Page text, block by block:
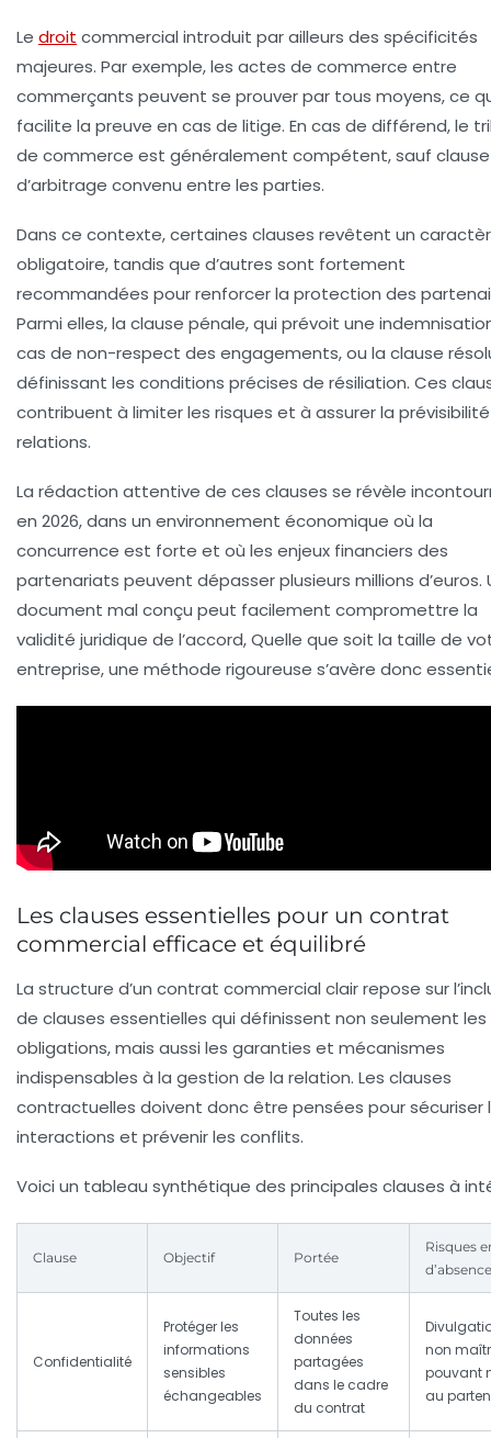
Le droit commercial introduit par ailleurs des spécificités
majeures. Par exemple, les actes de commerce entre
commerçants peuvent se prouver par tous moyens, ce
facilite la preuve en cas de litige. En cas de différend, le
de commerce est généralement compétent, sauf clause
d’arbitrage convenu entre les parties.
Dans ce contexte, certaines clauses revêtent un
obligatoire, tandis que d’autres sont fortement
recommandées pour renforcer la protection des
Parmi elles, la clause pénale, qui prévoit une
cas de non-respect des engagements, ou la clause
définissant les conditions précises de résiliation. Ces
contribuent à limiter les risques et à assurer la
relations.
La rédaction attentive de ces clauses se révèle
en 2026, dans un environnement économique où la
concurrence est forte et où les enjeux financiers des
partenariats peuvent dépasser plusieurs millions d’euros.
document mal conçu peut facilement compromettre la
validité juridique de l’accord, Quelle que soit la taille de
entreprise, une méthode rigoureuse s’avère donc
Les clauses essentielles pour un contrat
commercial efficace et équilibré
La structure d’un contrat commercial clair repose sur
de clauses essentielles qui définissent non seulement les
obligations, mais aussi les garanties et mécanismes
indispensables à la gestion de la relation. Les clauses
contractuelles doivent donc être pensées pour sécuriser
interactions et prévenir les conflits.
Voici un tableau synthétique des principales clauses à
Clause Objectif Portée
Risques
d’absence
Confidentialité
Protéger les
informations
sensibles
échangeables
Toutes les
données
partagées
dans le cadre
du contrat
non
pouvant
au